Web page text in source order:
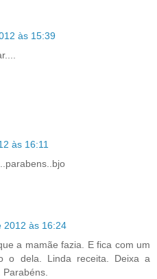
às 15:39
às 16:11
2012 às 16:24
a mamãe fazia. E fica com um
o dela. Linda receita. Deixa a
Parabéns.